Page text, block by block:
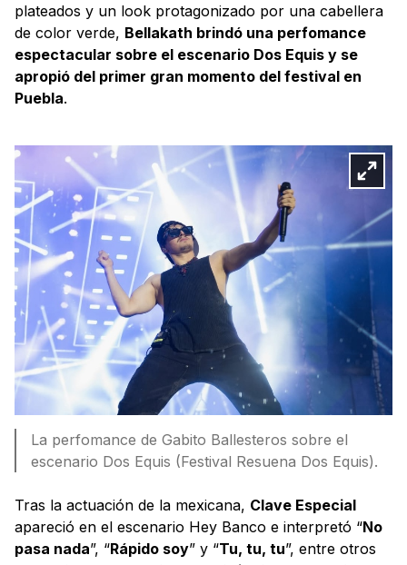
plateados y un look protagonizado por una cabellera
de color verde, Bellakath brindó una perfomance
espectacular sobre el escenario Dos Equis y se
apropió del primer gran momento del festival en
Puebla.
La perfomance de Gabito Ballesteros sobre el
escenario Dos Equis (Festival Resuena Dos Equis).
Tras la actuación de la mexicana, Clave Especial
apareció en el escenario Hey Banco e interpretó “No
pasa nada”, “Rápido soy” y “Tu, tu, tu”, entre otros